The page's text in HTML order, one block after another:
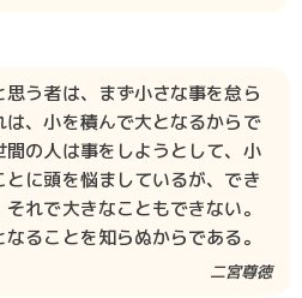
う者は、まず小さな事を怠ら
、小を積んで大となるからで
の人は事をしようとして、小
に頭を悩ましているが、でき
れで大きなこともできない。
ることを知らぬからである。
二宮尊徳​​